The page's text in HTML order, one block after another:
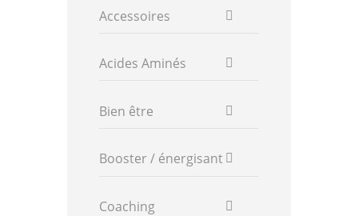
Accessoires
Acides Aminés
Bien être
Booster / énergisant
Coaching